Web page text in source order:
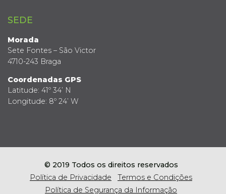
SEDE
Morada
Sete Fontes – São Victor
4710-243 Braga
Coordenadas GPS
Latitude: 41º 34’ N
Longitude: 8º 24’ W
© 2019 Todos os direitos reservados
Política de Privacidade
Termos e Condições
Política de Segurança da Informação